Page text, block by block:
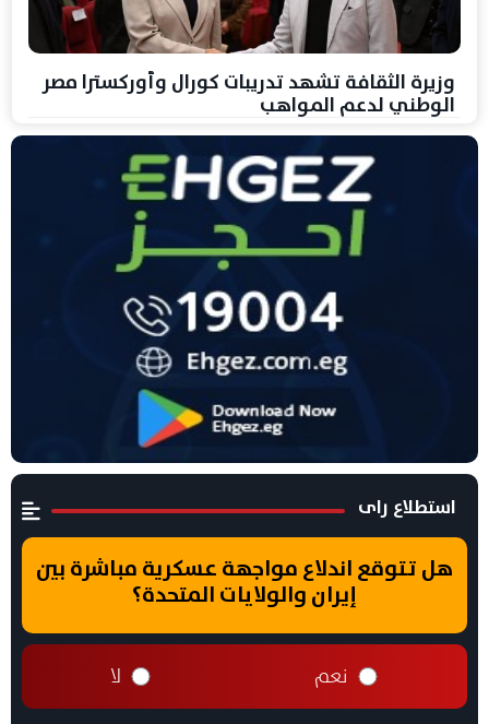
وزيرة الثقافة تشهد تدريبات كورال وأوركسترا مصر
الوطني لدعم المواهب
استطلاع راى
هل تتوقع اندلاع مواجهة عسكرية مباشرة بين
إيران والولايات المتحدة؟
نعم لا